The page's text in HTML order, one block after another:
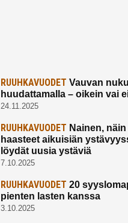
RUUHKAVUODET Vauvan
huudattamalla – oikein vai
24.11.2025
RUUHKAVUODET Nainen,
haasteet aikuisiän
löydät uusia ystäviä
7.10.2025
RUUHKAVUODET 20
pienten lasten kanssa
3.10.2025